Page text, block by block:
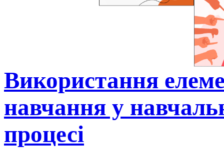
Використання
навчання у
процесі